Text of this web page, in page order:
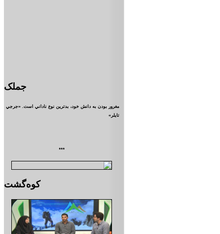
جملک
مغرور بودن به دانش خود، بدترين نوع ناداني است. «جرجي
تايلر»
***
کوه‌گشت